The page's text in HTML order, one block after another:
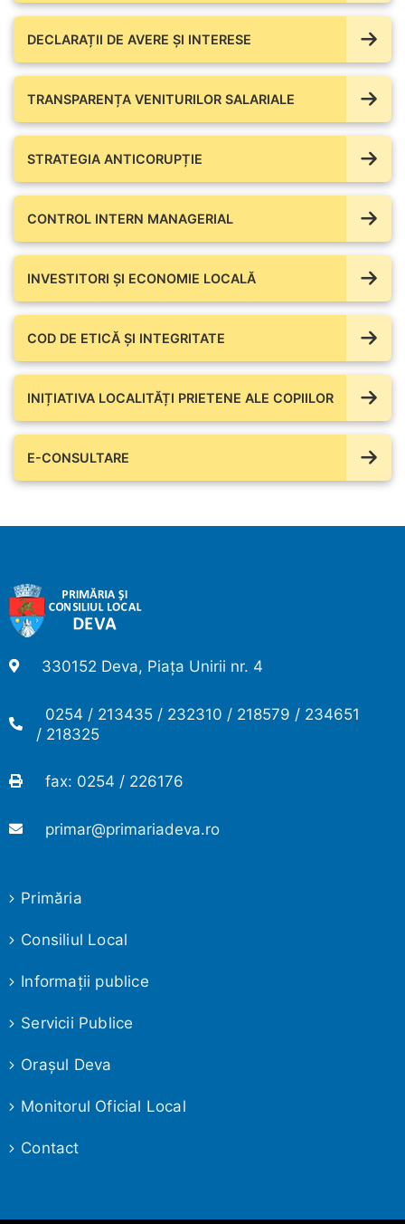
DECLARAȚII DE AVERE ŞI INTERESE
TRANSPARENȚA VENITURILOR SALARIALE
STRATEGIA ANTICORUPȚIE
CONTROL INTERN MANAGERIAL
INVESTITORI ȘI ECONOMIE LOCALĂ
COD DE ETICĂ ȘI INTEGRITATE
INIȚIATIVA LOCALITĂȚI PRIETENE ALE COPIILOR
E-CONSULTARE
330152 Deva, Piața Unirii nr. 4
0254 / 213435 / 232310 / 218579 / 234651
/ 218325
fax: 0254 / 226176
primar@primariadeva.ro
Primăria
Consiliul Local
Informaţii publice
Servicii Publice
Oraşul Deva
Monitorul Oficial Local
Contact